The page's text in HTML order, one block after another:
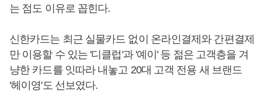
는 점도 이유로 꼽힌다.
신한카드는 최근 실물카드 없이 온라인결제와 간편결제
만 이용할 수 있는 '디클럽'과 '예이' 등 젊은 고객층을 겨
냥한 카드를 잇따라 내놓고 20대 고객 전용 새 브랜드
'헤이영'도 선보였다.